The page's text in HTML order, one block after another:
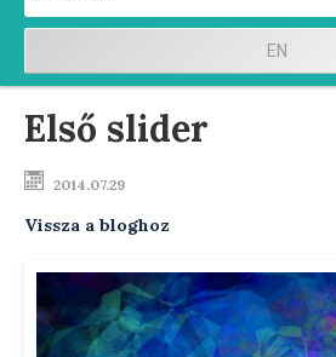
Szolgáltatások
Első vizitre készülve
Terhesség előtti hormonvizsgálat
Menopauzális egészség
EN
Első slider
2014.07.29
Vissza a bloghoz